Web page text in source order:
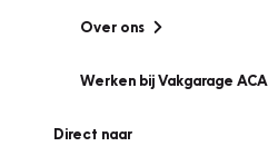
Over ons
Werken bij Vakgarage ACA
Direct naar